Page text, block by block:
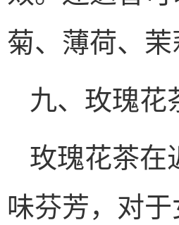
菊、薄荷、
九、玫瑰花
玫瑰花茶在
味芬芳，对